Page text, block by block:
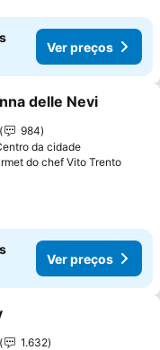
Ver preços
aos favoritos
delle Nevi
984
da cidade
do chef Vito TrentoVer
Ver preços
aos favoritos
1.632